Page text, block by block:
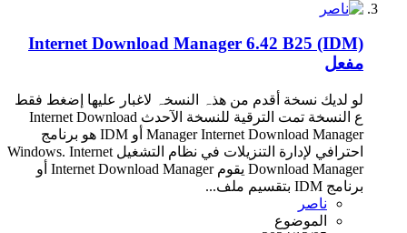
Internet Download Manager 6.42 B25 (IDM)
مفعل
لو لديك نسخة أقدم من ھذہ النسخہ لاغبار عليها إضغط فقط
ع النسخة تمت الترقية للنسخة الآحدث Internet Download
Manager Internet Download Manager أو IDM هو برنامج
احترافي لإدارة التنزيلات في نظام التشغيل Windows. Internet
Download Manager يقوم Internet Download Manager أو
برنامج IDM بتقسيم ملف...
ناصر
الموضوع